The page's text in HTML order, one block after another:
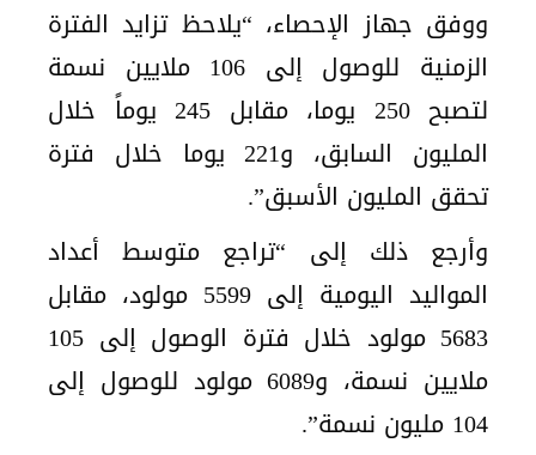
ووفق جهاز الإحصاء، “يلاحظ تزايد الفترة
الزمنية للوصول إلى 106 ملايين نسمة
لتصبح 250 يوما، مقابل 245 يوماً خلال
المليون السابق، و221 يوما خلال فترة
تحقق المليون الأسبق”.
وأرجع ذلك إلى “تراجع متوسط أعداد
المواليد اليومية إلى 5599 مولود، مقابل
5683 مولود خلال فترة الوصول إلى 105
ملايين نسمة، و6089 مولود للوصول إلى
104 مليون نسمة”.